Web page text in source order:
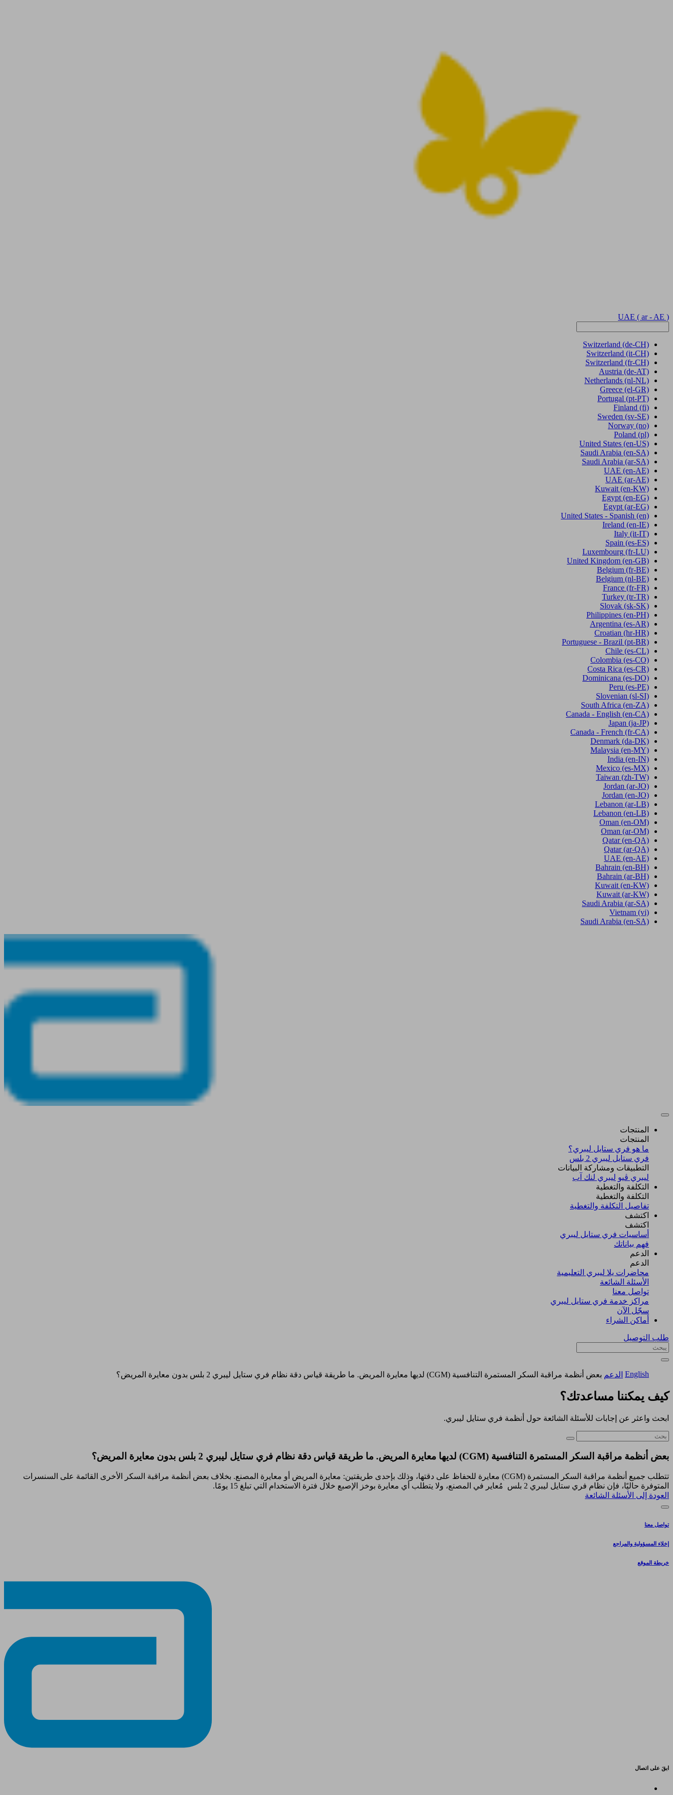
UAE ( ar - AE )
Switzerland (de-CH)
Switzerland (it-CH)
Switzerland (fr-CH)
Austria (de-AT)
Netherlands (nl-NL)
Greece (el-GR)
Portugal (pt-PT)
Finland (fi)
Sweden (sv-SE)
Norway (no)
Poland (pl)
United States (en-US)
Saudi Arabia (en-SA)
Saudi Arabia (ar-SA)
UAE (en-AE)
UAE (ar-AE)
Kuwait (en-KW)
Egypt (en-EG)
Egypt (ar-EG)
United States - Spanish (en)
Ireland (en-IE)
Italy (it-IT)
Spain (es-ES)
Luxembourg (fr-LU)
United Kingdom (en-GB)
Belgium (fr-BE)
Belgium (nl-BE)
France (fr-FR)
Turkey (tr-TR)
Slovak (sk-SK)
Philippines (en-PH)
Argentina (es-AR)
Croatian (hr-HR)
Portuguese - Brazil (pt-BR)
Chile (es-CL)
Colombia (es-CO)
Costa Rica (es-CR)
Dominicana (es-DO)
Peru (es-PE)
Slovenian (sl-SI)
South Africa (en-ZA)
Canada - English (en-CA)
Japan (ja-JP)
Canada - French (fr-CA)
Denmark (da-DK)
Malaysia (en-MY)
India (en-IN)
Mexico (es-MX)
Taiwan (zh-TW)
Jordan (ar-JO)
Jordan (en-JO)
Lebanon (ar-LB)
Lebanon (en-LB)
Oman (en-OM)
Oman (ar-OM)
Qatar (en-QA)
Qatar (ar-QA)
UAE (en-AE)
Bahrain (en-BH)
Bahrain (ar-BH)
Kuwait (en-KW)
Kuwait (ar-KW)
Saudi Arabia (ar-SA)
Vietnam (vi)
Saudi Arabia (en-SA)
المنتجات
المنتجات
ما هو فري ستايل ليبري؟
فري ستايل ليبري 2 بلس​
التطبيقات ومشاركة البيانات
ليبري ڤيو ليبري لنك آب
التكلفة والتغطية
التكلفة والتغطية
تفاصيل التكلفة والتغطية
اكتشف​
اكتشف​
أساسيات فري ستايل ليبري
فهم بياناتك
الدعم
الدعم
محاضرات يلا ليبري التعليمية
الأسئلة الشائعة
تواصل معنا
مراكز خدمة فري ستايل ليبري
سجّل الآن​
أماكن الشراء
طلب التوصيل
English الدعم بعض أنظمة مراقبة السكر المستمرة التنافسية (CGM) لديها معايرة المريض. ما طريقة قياس دقة نظام فري ستايل ليبري 2 بلس بدون معايرة المريض؟
كيف يمكننا مساعدتك؟
ابحث واعثر عن إجابات للأسئلة الشائعة حول أنظمة فري ستايل ليبري.
بعض أنظمة مراقبة السكر المستمرة التنافسية (CGM) لديها معايرة المريض. ما طريقة قياس دقة نظام فري ستايل ليبري 2 بلس بدون معايرة المريض؟
تتطلب جميع أنظمة مراقبة السكر المستمرة (CGM) معايرة للحفاظ على دقتها، وذلك بإحدى طريقتين: معايرة المريض أو معايرة المصنع. بخلاف بعض أنظمة مراقبة السكر الأخرى القائمة على السنسرات
المتوفرة حاليًا، فإن نظام فري ستايل ليبري 2 بلس مُعاير في المصنع، ولا يتطلب أي معايرة بوخز الإصبع خلال فترة الاستخدام التي تبلغ 15 يومًا.
العودة إلى الأسئلة الشائعة
تواصل معنا
إخلاء المسؤولية والمراجع
خريطة الموقع
ابقَ على اتصال